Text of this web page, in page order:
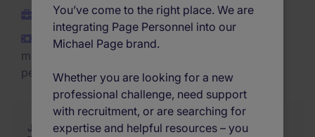
You’ve come to the right place. We are
integrating Page Personnel into our
Michael Page brand.
Whether you are looking for a new
professional challenge, need support
with recruitment, or are searching for
expertise and helpful resources – you
Permanent
€2,500 - €4,000 per
month (€30,000 - €48,000
per year)
Job Description Summary Similar Jobs